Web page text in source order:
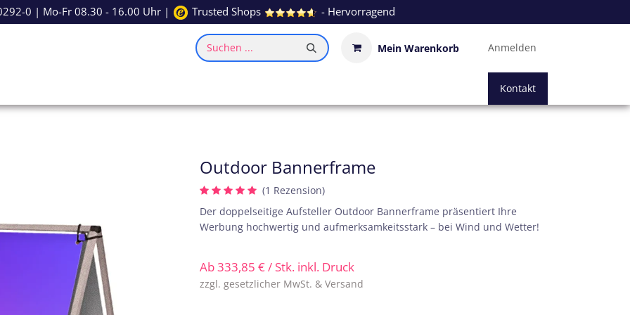
0 | Mo-Fr 08.30 - 16.00 Uhr | Trusted Shops - Hervorragend
Suchen ... Mein Warenkorb Anmelden
Kontakt
Outdoor Bannerframe
(1 Rezension)
Der doppelseitige Aufsteller Outdoor Bannerframe präsentiert Ihre
Werbung hochwertig und aufmerksamkeitsstark – bei Wind und Wetter!
Ab333,85 €/ Stk. inkl. Druck
zzgl. gesetzlicher MwSt. & Versand